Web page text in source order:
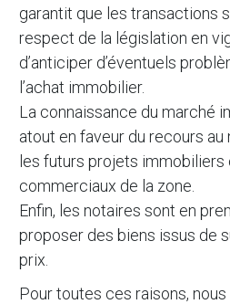
garantit que les transactions
respect de la législation en
d’anticiper d’éventuels
l’achat immobilier.
La connaissance du marché
atout en faveur du recours
les futurs projets immobiliers
commerciaux de la zone.
Enfin, les notaires sont en
proposer des biens issus de
prix.
Pour toutes ces raisons,